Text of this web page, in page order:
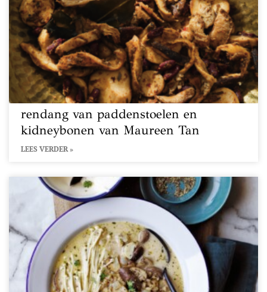
rendang van paddenstoelen en
kidneybonen van Maureen Tan
LEES VERDER »